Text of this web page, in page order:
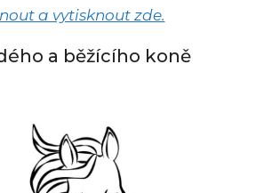
a vytisknout zde.
a běžícího koně